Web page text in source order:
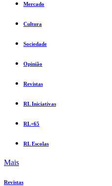
Mercado
Cultura
Sociedade
Opinião
Revistas
RL Iniciativas
RL+65
RL Escolas
Mais
Revistas